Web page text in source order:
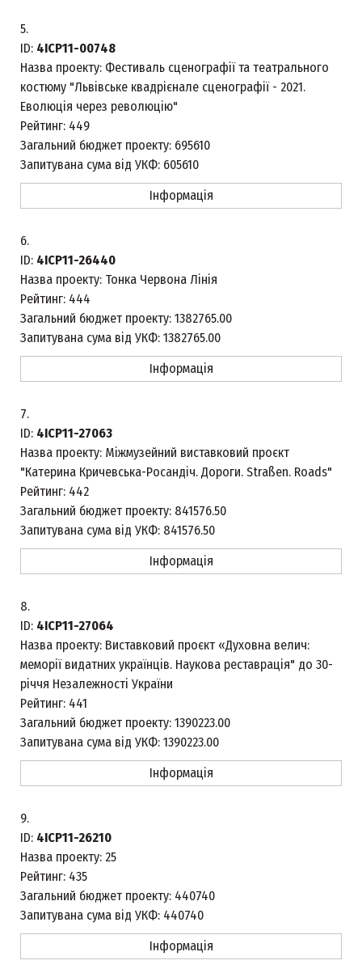
5.
ID: 4ICP11-00748
Назва проекту: Фестиваль сценографії та театрального
костюму "Львівське квадрієнале сценографії - 2021.
Еволюція через революцію"
Рейтинг: 449
Загальний бюджет проекту: 695610
Запитувана сума від УКФ: 605610
Інформація
6.
ID: 4ICP11-26440
Назва проекту: Тонка Червона Лінія
Рейтинг: 444
Загальний бюджет проекту: 1382765.00
Запитувана сума від УКФ: 1382765.00
Інформація
7.
ID: 4ICP11-27063
Назва проекту: Міжмузейний виставковий проєкт
"Катерина Кричевська-Росандіч. Дороги. Straßen. Roads"
Рейтинг: 442
Загальний бюджет проекту: 841576.50
Запитувана сума від УКФ: 841576.50
Інформація
8.
ID: 4ICP11-27064
Назва проекту: Виставковий проєкт «Духовна велич:
меморії видатних українців. Наукова реставрація" до 30-
річчя Незалежності України
Рейтинг: 441
Загальний бюджет проекту: 1390223.00
Запитувана сума від УКФ: 1390223.00
Інформація
9.
ID: 4ICP11-26210
Назва проекту: 25
Рейтинг: 435
Загальний бюджет проекту: 440740
Запитувана сума від УКФ: 440740
Інформація